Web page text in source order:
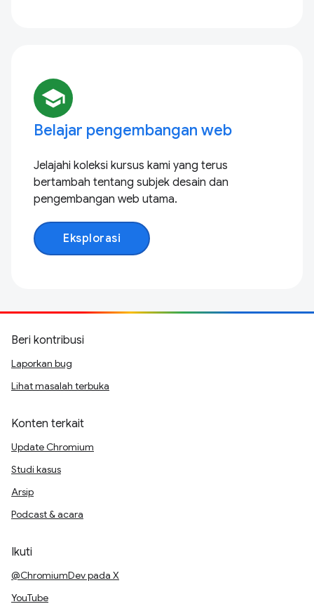
school
Belajar pengembangan web
Jelajahi koleksi kursus kami yang terus
bertambah tentang subjek desain dan
pengembangan web utama.
Eksplorasi
Beri kontribusi
Laporkan bug
Lihat masalah terbuka
Konten terkait
Update Chromium
Studi kasus
Arsip
Podcast & acara
Ikuti
@ChromiumDev pada X
YouTube